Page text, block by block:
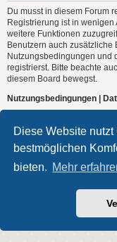
Diese Website
bestmöglichen
bieten. Mehr
Du musst in diesem Forum
Registrierung ist in
weitere Funktionen
Benutzern auch zusätzliche
Nutzungsbedingungen und
registrierst. Bitte beachte
diesem Board bewegst.
Nutzungsbedingungen |
Registrieren
Foren-Übersicht
Powered by
Impressum|